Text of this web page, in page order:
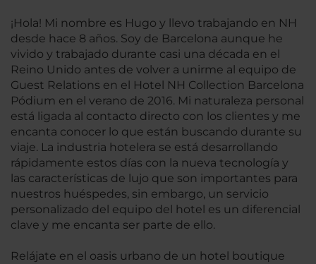
¡Hola! Mi nombre es Hugo y llevo trabajando en NH
desde hace 8 años. Soy de Barcelona aunque he
vivido y trabajado durante casi una década en el
Reino Unido antes de volver a unirme al equipo de
Guest Relations en el Hotel NH Collection Barcelona
Pódium en el verano de 2016. Mi naturaleza personal
está ligada al contacto directo con los clientes y me
encanta conocer lo que están buscando durante su
viaje. La industria hotelera se está desarrollando
rápidamente estos días con la nueva tecnología y
las características de lujo que son importantes para
nuestros huéspedes, sin embargo, un servicio
personalizado del equipo del hotel es un diferencial
clave y me encanta ser parte de ello.
Relájate en el oasis urbano de un hotel boutique